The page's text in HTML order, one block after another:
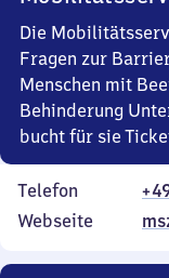
Die
Fragen zur
Menschen mit
Behinderung
bucht für sie
Telefon
Webseite